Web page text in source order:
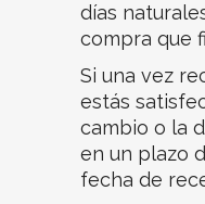
días
compra que
Si una vez
estás
cambio o la
en un plazo
fecha de